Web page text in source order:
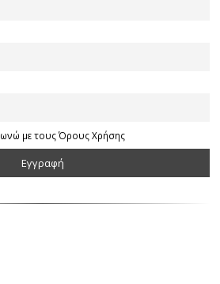
με τους Όρους Χρήσης